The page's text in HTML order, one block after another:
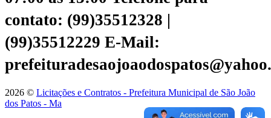
contato: (99)35512328 |
(99)35512229 E-Mail:
2026 © Licitações e Contratos - Prefeitura Municipal de São João
dos Patos - Ma